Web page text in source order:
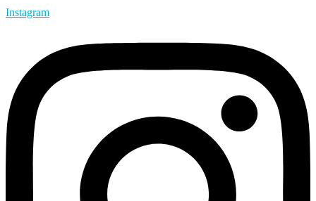
Instagram